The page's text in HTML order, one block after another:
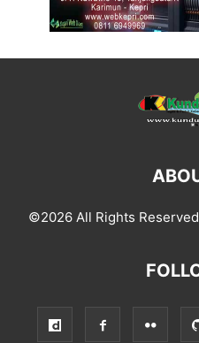
©2026 All Rights